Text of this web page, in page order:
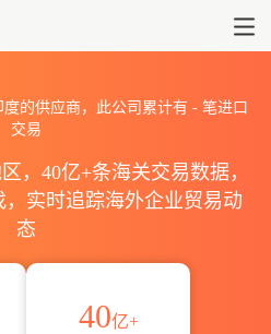
度的供应商，此公司累计有 -笔进口
交易
，40亿+条海关交易数据，
实时追踪海外企业贸易动
态
40亿+